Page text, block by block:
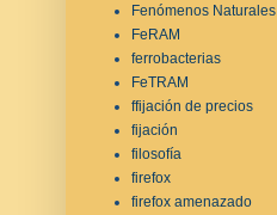
Fenómenos Naturales
FeRAM
ferrobacterias
FeTRAM
ffijación de precios
fijación
filosofía
firefox
firefox amenazado